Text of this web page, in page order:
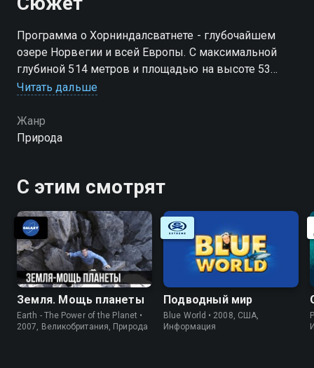
Программа о Хорниндалсватнете - глубочайшем
озере Норвегии и всей Европы. С максимальной
глубиной 514 метров и площадью на высоте 53
метра над уровнем моря, это озеро привлекает
Посмотреть онлайн 1 сезон сериала Озеро
Читать дальше
Жанр
Природа
С этим смотрят
Земля. Мощь планеты
Earth - The Power of the Planet •
2007, Великобритания, Природа
Подводный мир
Blue World • 2008, США,
Информация